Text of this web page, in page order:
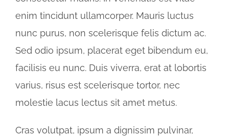
enim tincidunt ullamcorper. Mauris luctus
nunc purus, non scelerisque felis dictum ac.
Sed odio ipsum, placerat eget bibendum eu,
facilisis eu nunc. Duis viverra, erat at lobortis
varius, risus est scelerisque tortor, nec
molestie lacus lectus sit amet metus.
Cras volutpat, ipsum a dignissim pulvinar,